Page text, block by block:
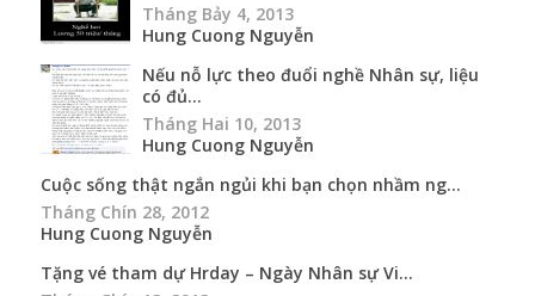
Tháng Bảy 4, 2013
Hung Cuong Nguyễn
Nếu nỗ lực theo đuổi nghề Nhân sự, liệu
có đủ...
Tháng Hai 10, 2013
Hung Cuong Nguyễn
Cuộc sống thật ngắn ngủi khi bạn chọn nhầm ng...
Tháng Chín 28, 2012
Hung Cuong Nguyễn
Tặng vé tham dự Hrday – Ngày Nhân sự Vi...